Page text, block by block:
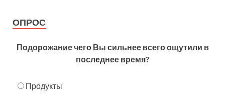
ОПРОС
Подорожание чего Вы сильнее всего ощутили в
последнее время?
Продукты